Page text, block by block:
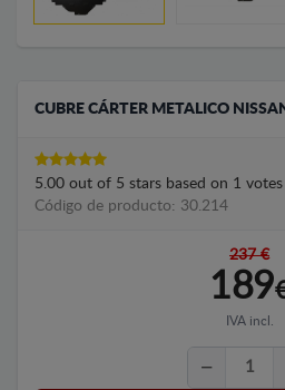
CUBRE CÁRTER METALICO
5.00 out of 5 stars based on 1 votes
Código de producto: 30.214
237 €
189
IVA incl.